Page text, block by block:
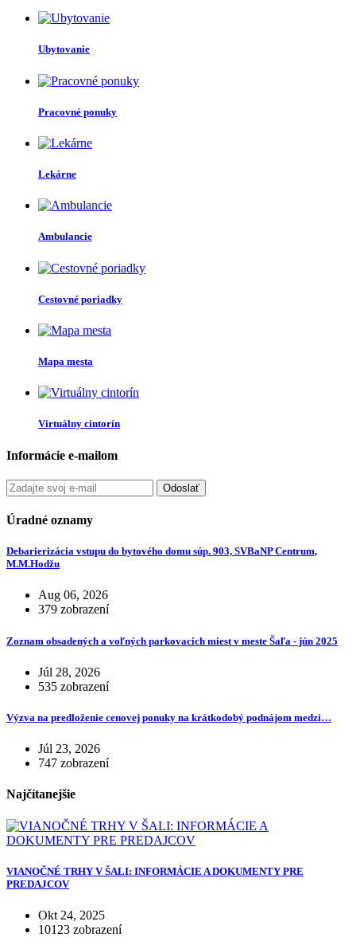
Ubytovanie
Pracovné ponuky
Lekárne
Ambulancie
Cestovné poriadky
Mapa mesta
Virtuálny cintorín
Informácie e-mailom
Odoslať
Úradné oznamy
Debarierizácia vstupu do bytového domu súp. 903, SVBaNP Centrum,
M.M.Hodžu
Aug 06, 2026
379 zobrazení
Zoznam obsadených a voľných parkovacích miest v meste Šaľa - jún 2025
Júl 28, 2026
535 zobrazení
Výzva na predloženie cenovej ponuky na krátkodobý podnájom medzi…
Júl 23, 2026
747 zobrazení
Najčítanejšie
VIANOČNÉ TRHY V ŠALI: INFORMÁCIE A DOKUMENTY PRE
PREDAJCOV
Okt 24, 2025
10123 zobrazení